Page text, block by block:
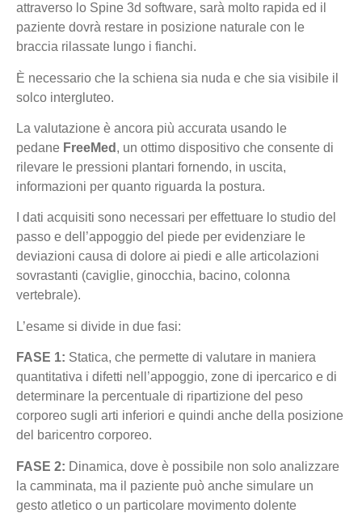
attraverso lo Spine 3d software, sarà molto rapida ed il
paziente dovrà restare in posizione naturale con le
braccia rilassate lungo i fianchi.
È necessario che la schiena sia nuda e che sia visibile il
solco intergluteo.
La valutazione è ancora più accurata usando le
pedane FreeMed , un ottimo dispositivo che consente di
rilevare le pressioni plantari fornendo, in uscita,
informazioni per quanto riguarda la postura.
I dati acquisiti sono necessari per effettuare lo studio del
passo e dell’appoggio del piede per evidenziare le
deviazioni causa di dolore ai piedi e alle articolazioni
sovrastanti (caviglie, ginocchia, bacino, colonna
vertebrale).
L’esame si divide in due fasi:
FASE 1: Statica, che permette di valutare in maniera
quantitativa i difetti nell’appoggio, zone di ipercarico e di
determinare la percentuale di ripartizione del peso
corporeo sugli arti inferiori e quindi anche della posizione
del baricentro corporeo.
FASE 2: Dinamica, dove è possibile non solo analizzare
la camminata, ma il paziente può anche simulare un
gesto atletico o un particolare movimento dolente